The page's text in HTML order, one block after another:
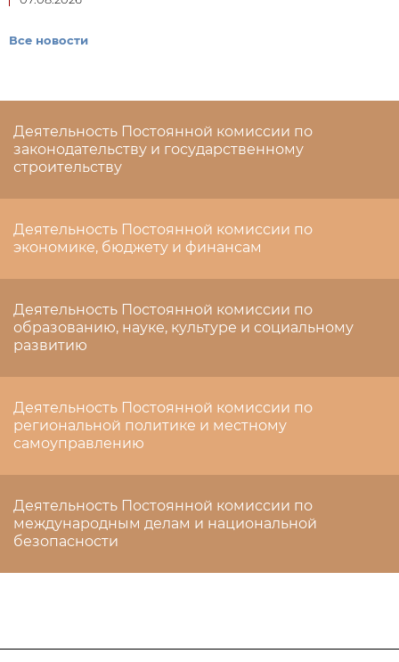
Все новости
Деятельность Постоянной комиссии по
законодательству и государственному
строительству
Деятельность Постоянной комиссии по
экономике, бюджету и финансам
Деятельность Постоянной комиссии по
образованию, науке, культуре и социальному
развитию
Деятельность Постоянной комиссии по
региональной политике и местному
самоуправлению
Деятельность Постоянной комиссии по
международным делам и национальной
безопасности